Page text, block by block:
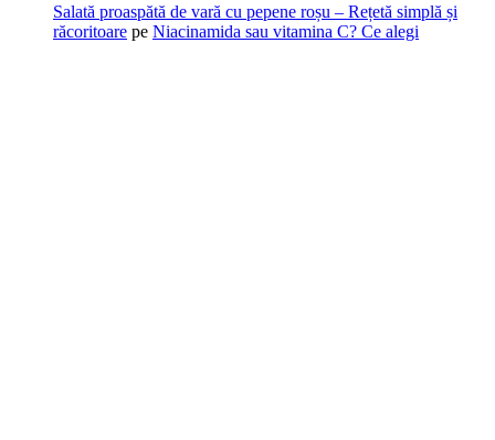
Salată proaspătă de vară cu pepene roșu – Rețetă simplă și
răcoritoare pe Niacinamida sau vitamina C? Ce alegi